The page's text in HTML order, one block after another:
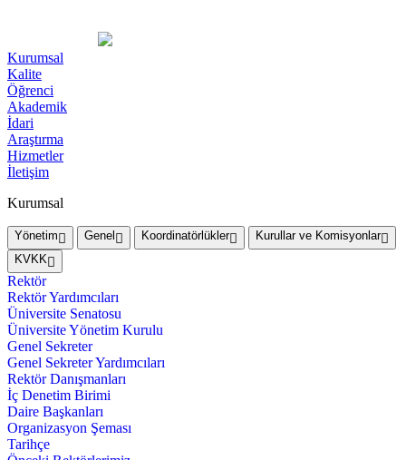
Kurumsal
Kalite
Öğrenci
Akademik
İdari
Araştırma
Hizmetler
İletişim
Kurumsal
Yönetim Genel Koordinatörlükler
Kurullar ve Komisyonlar
KVKK
Rektör
Rektör Yardımcıları
Üniversite Senatosu
Üniversite Yönetim Kurulu
Genel Sekreter
Genel Sekreter Yardımcıları
Rektör Danışmanları
İç Denetim Birimi
Daire Başkanları
Organizasyon Şeması
Tarihçe